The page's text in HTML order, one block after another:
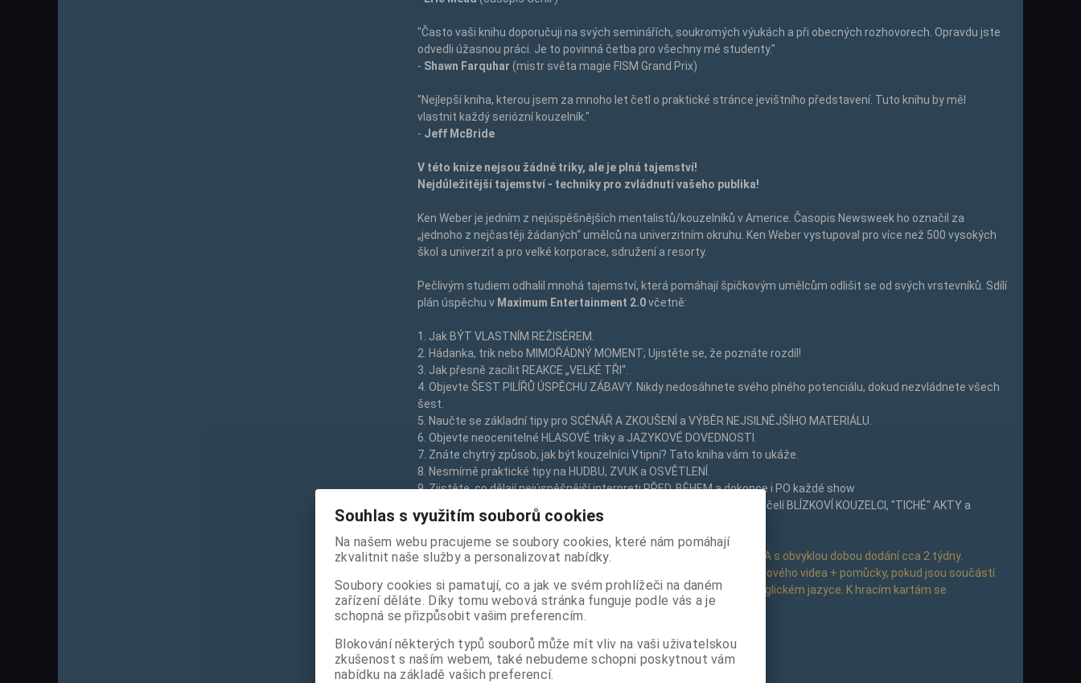
"Často vaši knihu doporučuji na svých seminářích, soukromých výukách a při obecných rozhovorech. Opravdu jste
odvedli úžasnou práci. Je to povinná četba pro všechny mé studenty."
- Shawn Farquhar (mistr světa magie FISM Grand Prix)
"Nejlepší kniha, kterou jsem za mnoho let četl o praktické stránce jevištního představení. Tuto knihu by měl
vlastnit každý seriózní kouzelník."
- Jeff McBride
V této knize nejsou žádné triky, ale je plná tajemství!
Nejdůležitější tajemství - techniky pro zvládnutí vašeho publika!
Ken Weber je jedním z nejúspěšnějších mentalistů/kouzelníků v Americe. Časopis Newsweek ho označil za
„jednoho z nejčastěji žádaných“ umělců na univerzitním okruhu. Ken Weber vystupoval pro více než 500 vysokých
škol a univerzit a pro velké korporace, sdružení a resorty.
Pečlivým studiem odhalil mnohá tajemství, která pomáhají špičkovým umělcům odlišit se od svých vrstevníků. Sdílí
plán úspěchu v Maximum Entertainment 2.0včetně:
1. Jak BÝT VLASTNÍM REŽISÉREM.
2. Hádanka, trik nebo MIMOŘÁDNÝ MOMENT; Ujistěte se, že poznáte rozdíl!
3. Jak přesně zacílit REAKCE „VELKÉ TŘI“.
4. Objevte ŠEST PILÍŘŮ ÚSPĚCHU ZÁBAVY. Nikdy nedosáhnete svého plného potenciálu, dokud nezvládnete všech
šest.
5. Naučte se základní tipy pro SCÉNÁŘ A ZKOUŠENÍ a VÝBĚR NEJSILNĚJŠÍHO MATERIÁLU.
6. Objevte neocenitelné HLASOVÉ triky a JAZYKOVÉ DOVEDNOSTI.
7. Znáte chytrý způsob, jak být kouzelníci Vtipní? Tato kniha vám to ukáže.
8. Nesmírně praktické tipy na HUDBU, ZVUK a OSVĚTLENÍ.
9. Zjistěte, co dělají nejúspěšnější interpreti PŘED, BĚHEM a dokonce i PO každé show
10. Plus bonusové kapitoly zaměřené na speciální problémy, kterým čelí BLÍZKOVÍ KOUZELCI, "TICHÉ" AKTY a
Mentalisté.
Tuto položku nemáme standardně skladem. Jedná se o dovoz z USA s obvyklou dobou dodání cca 2 týdny.
Předmětem nákupu je návod v angličtině ve formě popisu nebo výukového videa + pomůcky, pokud jsou součástí
balení (viz. popis). Český návod není dodáván. Knihy a videa jsou v anglickém jazyce. K hracím kartám se
standardně návod nedodává.
1 077 Kč (Vaše cena bez DPH:890 Kč)
Souhlas s využitím souborů cookies
Na našem webu pracujeme se soubory cookies, které nám pomáhají
zkvalitnit naše služby a personalizovat nabídky.
Soubory cookies si pamatují, co a jak ve svém prohlížeči na daném
zařízení děláte. Díky tomu webová stránka funguje podle vás a je
schopná se přizpůsobit vašim preferencím.
Blokování některých typů souborů může mít vliv na vaši uživatelskou
zkušenost s naším webem, také nebudeme schopni poskytnout vám
nabídku na základě vašich preferencí.